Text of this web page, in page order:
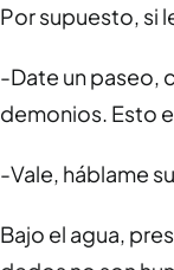
Por supuesto, si
-Date un paseo,
demonios. Esto
-Vale, háblame
Bajo el agua,